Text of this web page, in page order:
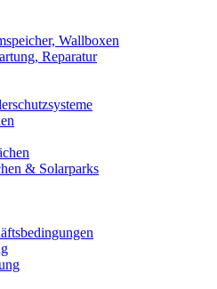
Wallboxen
Reparatur
& Solarparks